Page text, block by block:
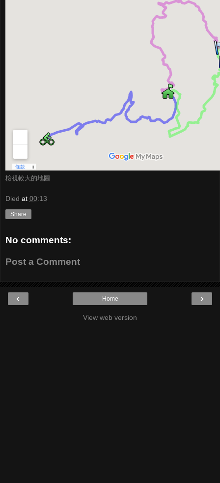
檢視較大的地圖
Died at 00:13
Share
No comments:
Post a Comment
‹ ›
Home
View web version